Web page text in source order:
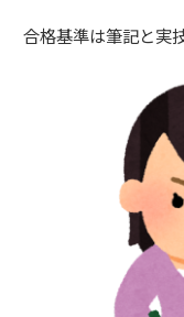
合格基準は筆記と実